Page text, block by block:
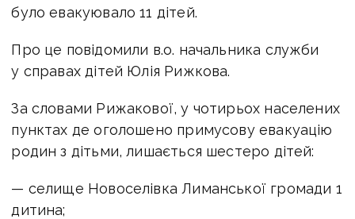
було евакуювало 11 дітей.
Про це повідомили в.о. начальника служби
у справах дітей Юлія Рижкова.
За словами Рижакової, у чотирьох населених
пунктах де оголошено примусову евакуацію
родин з дітьми, лишається шестеро дітей:
— селище Новоселівка Лиманської громади 1
дитина;